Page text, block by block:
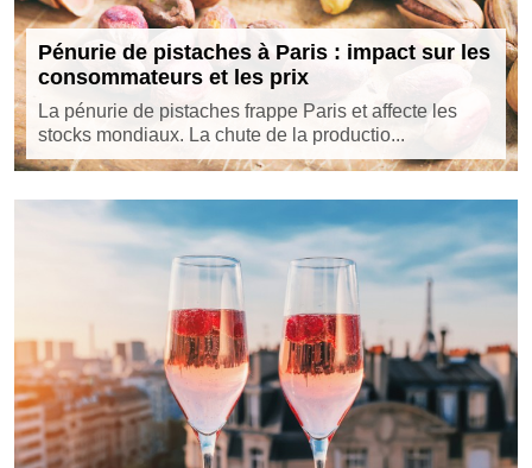
Pénurie de pistaches à Paris : impact sur les
consommateurs et les prix
La pénurie de pistaches frappe Paris et affecte les
stocks mondiaux. La chute de la productio...